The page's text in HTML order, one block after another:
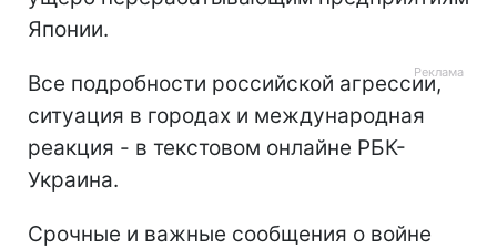
Японии.
Все подробности российской агрессии,
ситуация в городах и международная
реакция - в текстовом онлайне РБК-
Украина.
Срочные и важные сообщения о войне